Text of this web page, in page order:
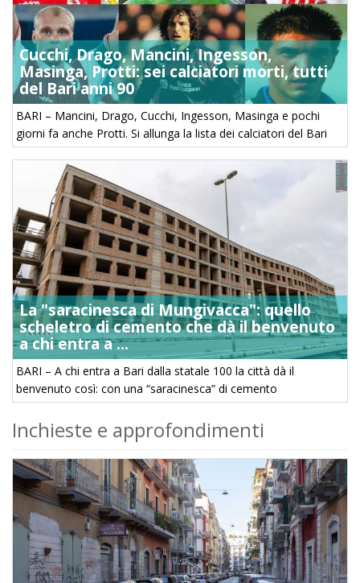
Cucchi, Drago, Mancini, Ingesson,
Masinga, Protti: sei calciatori morti, tutti
del Bari anni 90
BARI – Mancini, Drago, Cucchi, Ingesson, Masinga e pochi
giorni fa anche Protti. Si allunga la lista dei calciatori del Bari
degli anni 90 scomparsi prematuramente per gravi patologie.
Una maledizione che, ...
La "saracinesca di Mungivacca": quello
scheletro di cemento che dà il benvenuto
a chi entra a ...
BARI – A chi entra a Bari dalla statale 100 la città dà il
benvenuto così: con una “saracinesca” di cemento
abbandonata sotto il sole, frutto di un cantiere mai ...
Inchieste e approfondimenti